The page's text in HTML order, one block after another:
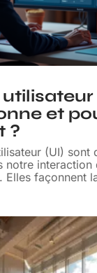
et
?
(UI) sont
notre interaction
Elles façonnent